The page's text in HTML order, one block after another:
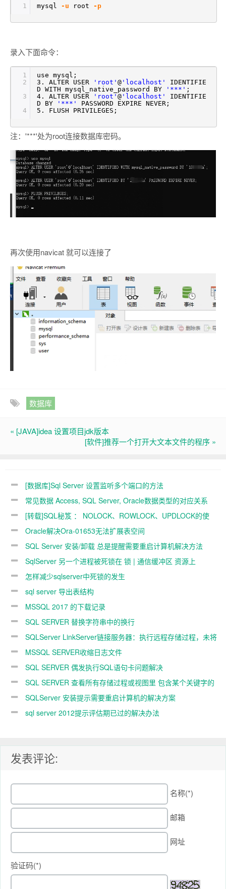
1 mysql -u root -p
录入下面命令：
1
2
3
4
use mysql;
3. ALTER USER
'root' @ 'localhost'
IDENTIFIE
D WITH mysql_native_password BY
'***' ;
4. ALTER USER
'root' @ 'localhost'
IDENTIFIE
D BY
'***'
PASSWORD EXPIRE NEVER;
5. FLUSH PRIVILEGES;
注：'***'处为root连接数据库密码。
再次使用navicat 就可以连接了
数据库
« [JAVA]idea 设置项目jdk版本
[软件]推荐一个打开大文本文件的程序 »
[数据库]Sql Server 设置监听多个端口的方法
常见数据 Access, SQL Server, Oracle数据类型的对应关系
[转载]SQL秘笈 ： NOLOCK、ROWLOCK、UPDLOCK的使
用！ Oracle解决Ora-01653无法扩展表空间
SQL Server 安装/卸载 总是提醒需要重启计算机解决方法
SqlServer 另一个进程被死锁在 锁 | 通信缓冲区 资源上
怎样减少sqlserver中死锁的发生
sql server 导出表结构
MSSQL 2017 的下载记录
SQL SERVER 替换字符串中的换行
SQLServer LinkServer链接服务器：执行远程存储过程，未将
服务器配置为用于RPC
MSSQL SERVER收缩日志文件
SQL SERVER 偶发执行SQL语句卡问题解决
SQL SERVER 查看所有存储过程或视图里 包含某个关键字的
查询语句SQLServer 安装提示需要重启计算机的解决方案
sql server 2012提示评估期已过的解决办法
发表评论:
名称(*)
邮箱
网址
验证码(*)